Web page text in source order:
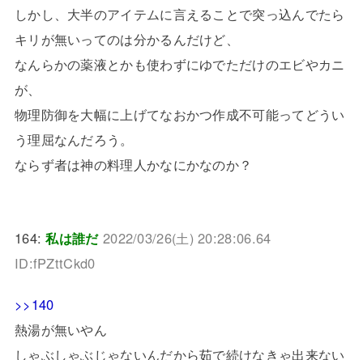
しかし、大半のアイテムに言えることで突っ込んでたら
キリが無いってのは分かるんだけど、
なんらかの薬液とかも使わずにゆでただけのエビやカニ
が、
物理防御を大幅に上げてなおかつ作成不可能ってどうい
う理屈なんだろう。
ならず者は神の料理人かなにかなのか？
164:私は誰だ 2022/03/26(土) 20:28:06.64
ID:fPZttCkd0
>>140
熱湯が無いやん
しゃぶしゃぶじゃないんだから茹で続けなきゃ出来ない